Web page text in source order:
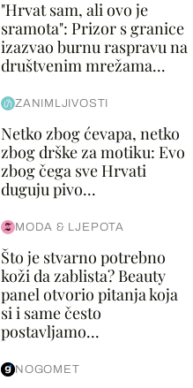
"Hrvat sam, ali ovo je
sramota": Prizor s granice
izazvao burnu raspravu na
društvenim mrežama...
ZANIMLJIVOSTI
Netko zbog ćevapa, netko
zbog drške za motiku: Evo
zbog čega sve Hrvati
duguju pivo...
MODA & LJEPOTA
Što je stvarno potrebno
koži da zablista? Beauty
panel otvorio pitanja koja
si i same često
postavljamo...
NOGOMET